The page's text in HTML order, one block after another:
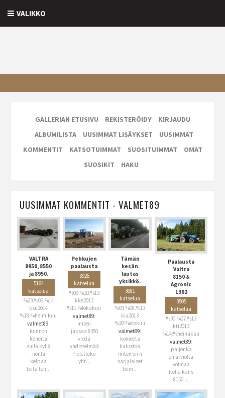
VALIKKO
GALLERIAN ETUSIVU REKISTERÖIDY
KIRJAUDU
ALBUMILISTA
UUSIMMAT LISÄYKSET
UUSIMMAT
KOMMENTIT
KATSOTUIMMAT SUOSITUIMMAT
OMAT
SUOSIKIT
HAKU
UUSIMMAT KOMMENTIT - VALMET89
VALTRA
8950, 8550
ja 8950.
5164
katselua
%23.%02.%14
ksu2014
%18:%helmikuu
valmet89:
kunnon
koneita
sulla kyllä
noilla
kelpaa
töitä teh...
Pehkujen
paalausta
3926
katselua
%09.%10.%13
kke2013
%11:%lokakuu
valmet89:
miten
jaksaa 8350
viedä
yhdistelmää
? oletteko
yht...
Tämän
kesän
lautas
yksikkö.
3681
katselua
%03.%08.%13
kla2013
%20:%elokuu
valmet89:
komeeta
kalustoa
miten on n
sarjalaiset
toim...
Paalausta
Valtra
8150 &
Agronic
1302
3505
katselua
%30.%07.%13
kti2013
%14:%heinäkuu
valmet89:
paljonka
on arviolta
voimaa
itellä kans
8150 ...